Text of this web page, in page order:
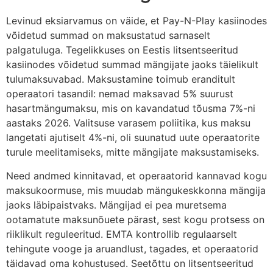
Levinud eksiarvamus on väide, et Pay-N-Play kasiinodes
võidetud summad on maksustatud sarnaselt
palgatuluga. Tegelikkuses on Eestis litsentseeritud
kasiinodes võidetud summad mängijate jaoks täielikult
tulumaksuvabad. Maksustamine toimub eranditult
operaatori tasandil: nemad maksavad 5% suurust
hasartmängumaksu, mis on kavandatud tõusma 7%-ni
aastaks 2026. Valitsuse varasem poliitika, kus maksu
langetati ajutiselt 4%-ni, oli suunatud uute operaatorite
turule meelitamiseks, mitte mängijate maksustamiseks.
Need andmed kinnitavad, et operaatorid kannavad kogu
maksukoormuse, mis muudab mängukeskkonna mängija
jaoks läbipaistvaks. Mängijad ei pea muretsema
ootamatute maksunõuete pärast, sest kogu protsess on
riiklikult reguleeritud. EMTA kontrollib regulaarselt
tehingute vooge ja aruandlust, tagades, et operaatorid
täidavad oma kohustused. Seetõttu on litsentseeritud